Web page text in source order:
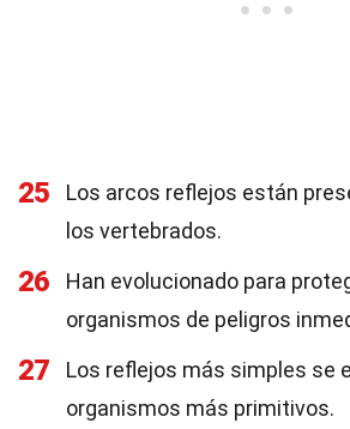
25
Los arcos reflejos están
los vertebrados.
26
Han evolucionado para
organismos de peligros
27
Los reflejos más simples se
organismos más primitivos.